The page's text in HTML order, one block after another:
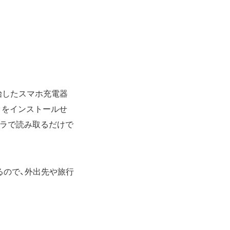
たスマホ充電器
をインストールせ
で読み取るだけで
で、外出先や旅行